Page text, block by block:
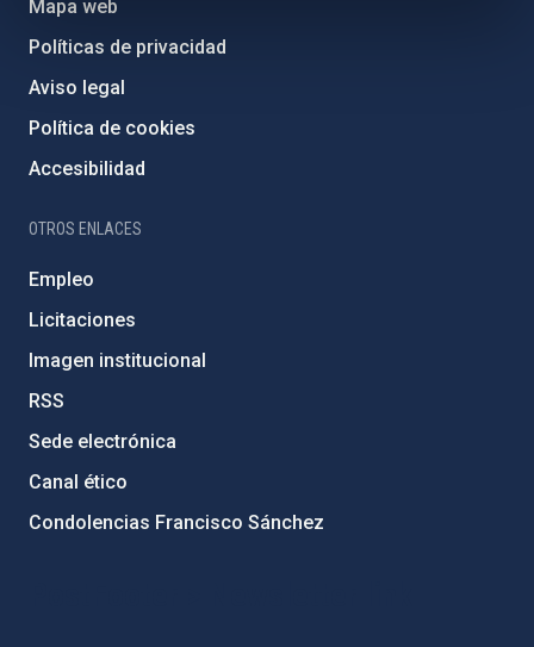
Mapa web
Políticas de privacidad
Aviso legal
Política de cookies
Accesibilidad
OTROS ENLACES
Empleo
Licitaciones
Imagen institucional
RSS
Sede electrónica
Canal ético
Condolencias Francisco Sánchez